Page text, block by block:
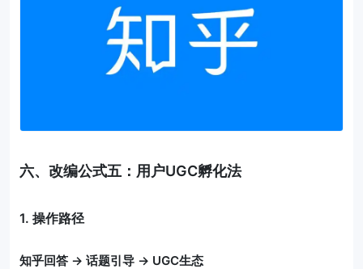
六、改编公式五：用户UGC孵化法
1. 操作路径
知乎回答 → 话题引导 → UGC生态